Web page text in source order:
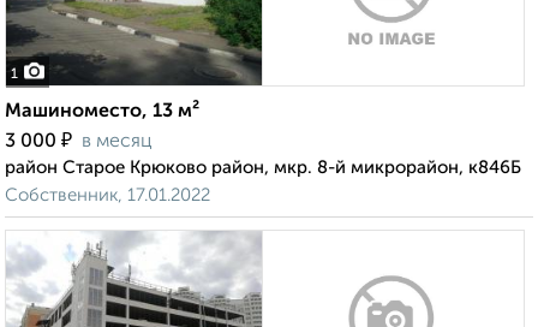
1
Машиноместо, 13 м²
3 000 ₽ в месяц
район Старое Крюково район, мкр. 8-й микрорайон, к846Б
Собственник, 17.01.2022